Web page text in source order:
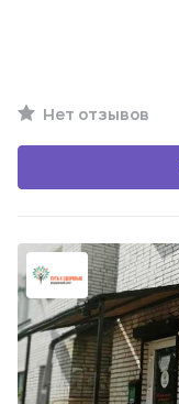
Нет отзывов